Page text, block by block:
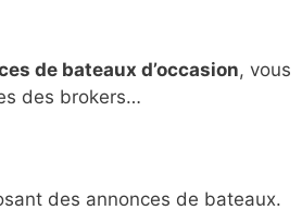
de bateaux d’occasion, vous
des brokers…
des annonces de bateaux.